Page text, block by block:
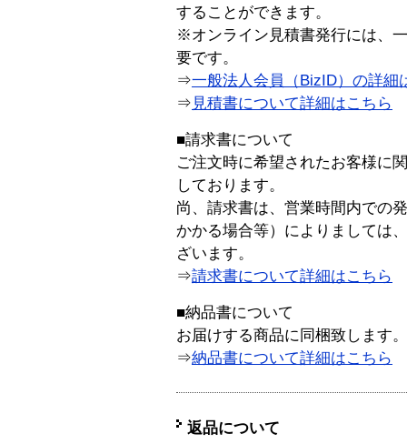
することができます。
※オンライン見積書発行には、
要です。
⇒一般法人会員（BizID）の詳細
⇒ 見積書について詳細はこちら
■請求書について
ご注文時に希望されたお客様に
しております。
尚、請求書は、営業時間内での
かかる場合等）によりましては
ざいます。
⇒請求書について詳細はこちら
■納品書について
お届けする商品に同梱致します。
⇒納品書について詳細はこちら
返品について